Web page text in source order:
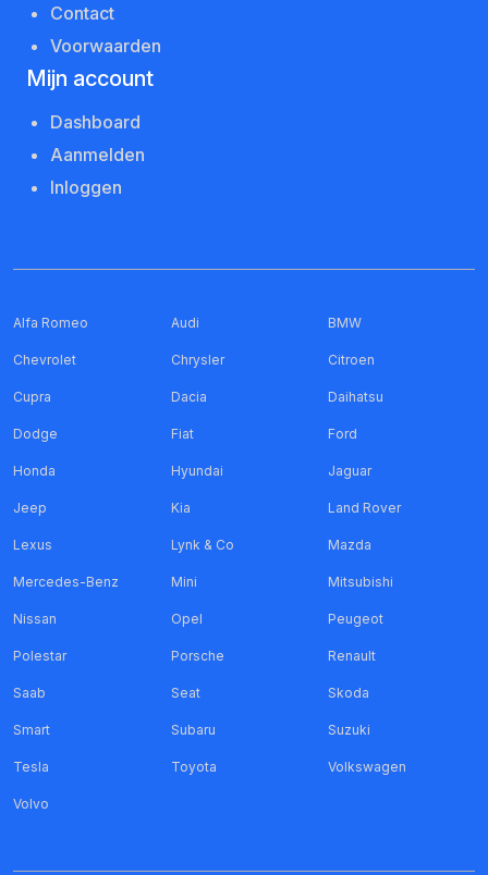
Contact
Voorwaarden
Mijn account
Dashboard
Aanmelden
Inloggen
Alfa Romeo Audi BMW
Chevrolet Chrysler Citroen
Cupra Dacia Daihatsu
Dodge Fiat Ford
Honda Hyundai Jaguar
Jeep Kia Land Rover
Lexus Lynk & Co Mazda
Mercedes-Benz Mini Mitsubishi
Nissan Opel Peugeot
Polestar Porsche Renault
Saab Seat Skoda
Smart Subaru Suzuki
Tesla Toyota Volkswagen
Volvo